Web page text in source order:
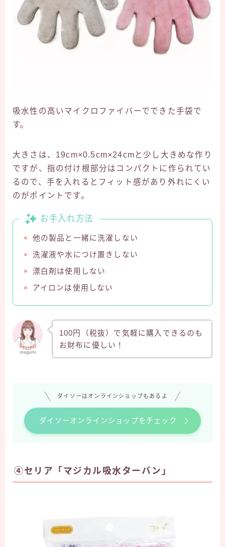
吸水性の高いマイクロファイバーでできた手袋で
す。
大きさは、19cm×0.5cm×24cmと少し大きめな作り
ですが、指の付け根部分はコンパクトに作られてい
るので、手を入れるとフィット感があり外れにくい
のがポイントです。
お手入れ方法
他の製品と一緒に洗濯しない
洗濯液や水につけ置きしない
漂白剤は使用しない
アイロンは使用しない
megumi
100円（税抜）で気軽に購入できるのも
お財布に優しい！
ダイソーはオンラインショップもあるよ
ダイソーオンラインショップをチェック
④セリア「マジカル吸水ターバン」